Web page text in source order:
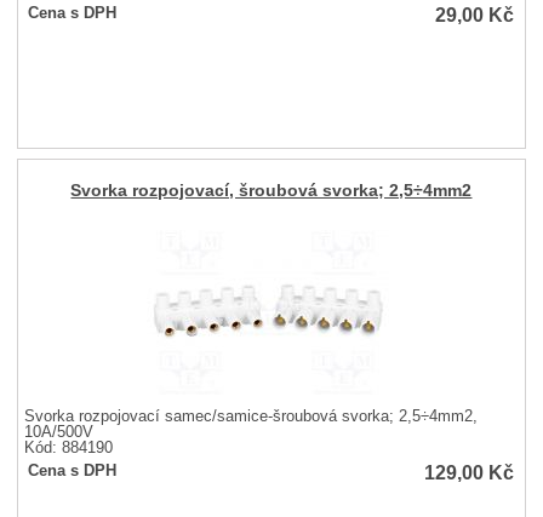
Cena s DPH
29,00 Kč
Svorka rozpojovací, šroubová svorka; 2,5÷4mm2
Svorka rozpojovací samec/samice-šroubová svorka; 2,5÷4mm2,
10A/500V
Kód: 884190
Cena s DPH
129,00 Kč